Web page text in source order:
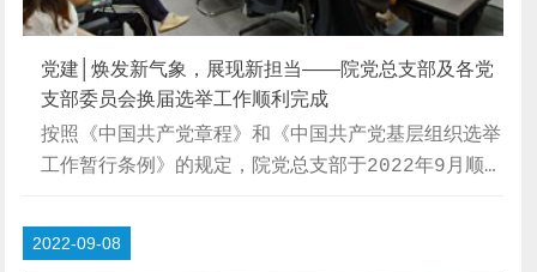
党建│焕发新气象，展现新担当——院党总支部及各党
支部委员会换届选举工作顺利完成
按照《中国共产党章程》和《中国共产党基层组织选举
工作暂行条例》的规定，院党总支部于2022年9月顺
换届选举大会在庄严的《国歌》声中拉开帷幕。会上报
告党员大会筹备工作情况；听取和审议党总支部委员会
2022-09-08